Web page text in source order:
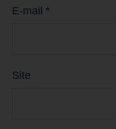
E-mail *
Site